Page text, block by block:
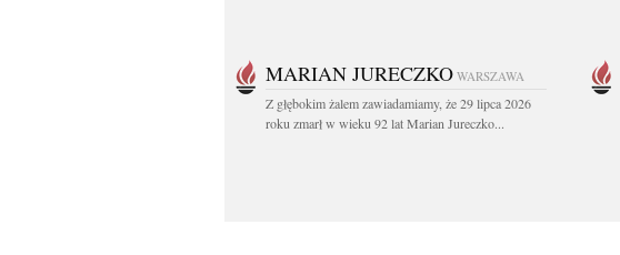
MARIAN JURECZKO WARSZAWA
Z głębokim żalem zawiadamiamy, że 29 lipca 2026
roku zmarł w wieku 92 lat Marian Jureczko...